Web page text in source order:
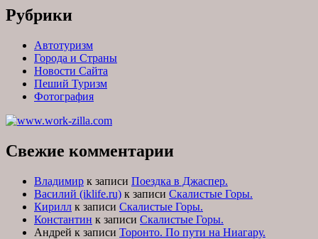
Рубрики
Автотуризм
Города и Страны
Новости Сайта
Пеший Туризм
Фотография
Свежие комментарии
Владимир к записи Поездка в Джаспер.
Василий (iklife.ru) к записи Скалистые Горы.
Кирилл к записи Скалистые Горы.
Константин к записи Скалистые Горы.
Андрей к записи Торонто. По пути на Ниагару.